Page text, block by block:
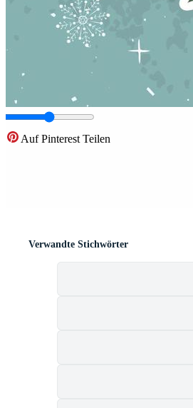
Auf Pinterest Teilen
Verwandte Stichwörter